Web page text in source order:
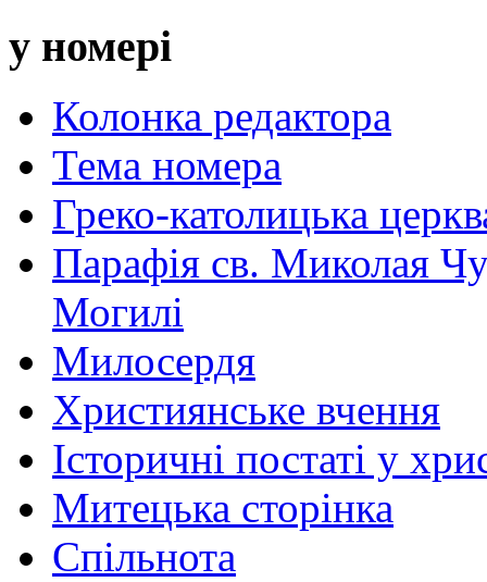
у номері
Колонка редактора
Тема номера
Греко-католицька
Парафія св. Миколая
Могилі
Милосердя
Християнське вчення
Історичні постаті у
Митецька сторінка
Спільнота